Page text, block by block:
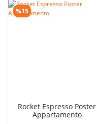
%15
Rocket Espresso Poster
Appartamento